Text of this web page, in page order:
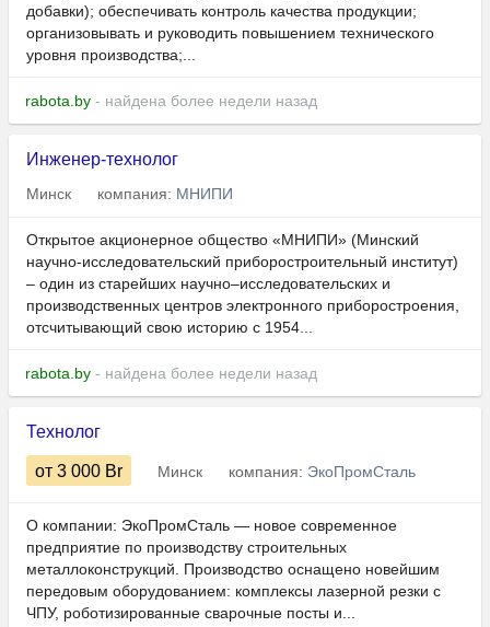
добавки); обеспечивать контроль качества продукции;
организовывать и руководить повышением технического
уровня производства;...
rabota.by - найдена более недели назад
Инженер-технолог
Минск компания: МНИПИ
Открытое акционерное общество «МНИПИ» (Минский
научно-исследовательский приборостроительный институт)
– один из старейших научно–исследовательских и
производственных центров электронного приборостроения,
отсчитывающий свою историю с 1954...
rabota.by - найдена более недели назад
Технолог
от 3 000 Br Минск компания: ЭкоПромСталь
О компании: ЭкоПромСталь — новое современное
предприятие по производству строительных
металлоконструкций. Производство оснащено новейшим
передовым оборудованием: комплексы лазерной резки с
ЧПУ, роботизированные сварочные посты и...